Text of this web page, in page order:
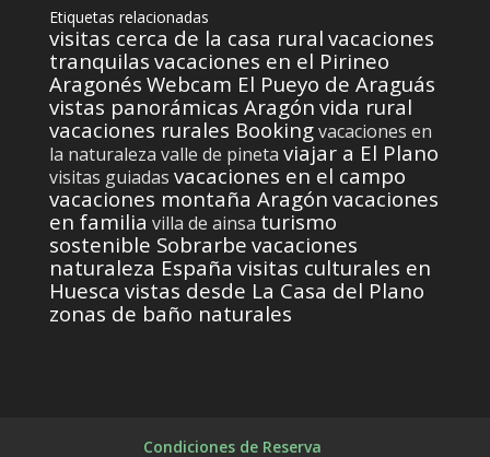
Etiquetas relacionadas
visitas cerca de la casa rural vacaciones
tranquilas vacaciones en el Pirineo
Aragonés Webcam El Pueyo de Araguás
vistas panorámicas Aragón vida rural
vacaciones rurales Bookingvacaciones en
la naturaleza valle de pineta viajar a El Plano
visitas guiadas vacaciones en el campo
vacaciones montaña Aragón vacaciones
en familia villa de ainsa turismo
sostenible Sobrarbe vacaciones
naturaleza España visitas culturales en
Huesca vistas desde La Casa del Plano
zonas de baño naturales
Condiciones de Reserva